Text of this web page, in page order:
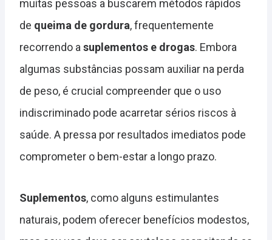
muitas pessoas a buscarem métodos rápidos
de queima de gordura, frequentemente
recorrendo a suplementos e drogas. Embora
algumas substâncias possam auxiliar na perda
de peso, é crucial compreender que o uso
indiscriminado pode acarretar sérios riscos à
saúde. A pressa por resultados imediatos pode
comprometer o bem-estar a longo prazo.
Suplementos, como alguns estimulantes
naturais, podem oferecer benefícios modestos,